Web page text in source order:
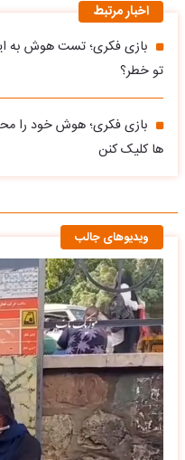
اخبار مرتبط
بازی فکری؛ تست هوش به
تو خطر؟
بازی فکری؛ هوش خود را
ها کلیک کنن
ویدیوهای جالب